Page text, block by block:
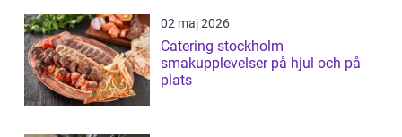
02 maj 2026
Catering stockholm
smakupplevelser på hjul och på
plats